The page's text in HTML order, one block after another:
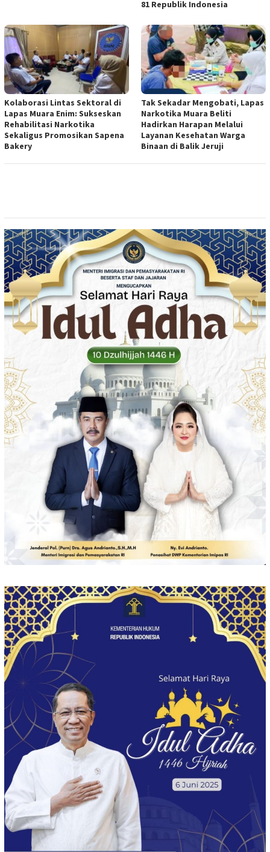
81 Republik Indonesia
Kolaborasi Lintas Sektoral di
Lapas Muara Enim: Sukseskan
Rehabilitasi Narkotika
Sekaligus Promosikan Sapena
Bakery
Tak Sekadar Mengobati, Lapas
Narkotika Muara Beliti
Hadirkan Harapan Melalui
Layanan Kesehatan Warga
Binaan di Balik Jeruji